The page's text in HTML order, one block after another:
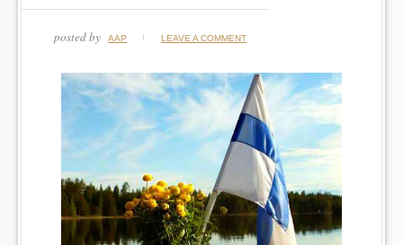
posted by AAP LEAVE A COMMENT